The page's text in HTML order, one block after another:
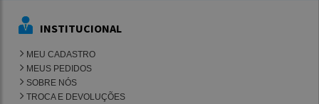
INSTITUCIONAL
MEU CADASTRO
MEUS PEDIDOS
SOBRE NÓS
TROCA E DEVOLUÇÕES